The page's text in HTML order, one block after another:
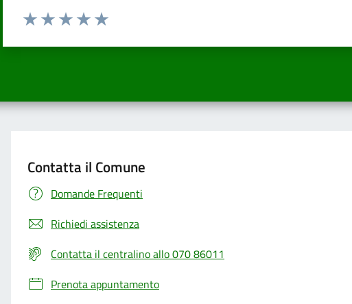
Valuta da 1 a 5 stelle la pagina
Contatta il Comune
Domande Frequenti
Richiedi assistenza
Contatta il centralino allo 070 86011
Prenota appuntamento